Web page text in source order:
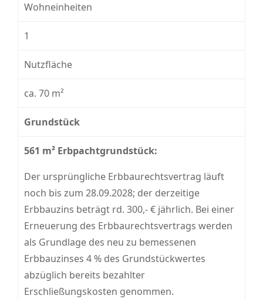
Wohneinheiten
1
Nutzfläche
ca. 70 m²
Grundstück
561 m² Erbpachtgrundstück:
Der ursprüngliche Erbbaurechtsvertrag läuft
noch bis zum 28.09.2028; der derzeitige
Erbbauzins beträgt rd. 300,- € jährlich. Bei einer
Erneuerung des Erbbaurechtsvertrags werden
als Grundlage des neu zu bemessenen
Erbbauzinses 4 % des Grundstückwertes
abzüglich bereits bezahlter
Erschließungskosten genommen.